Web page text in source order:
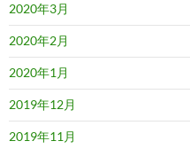
2020年3月
2020年2月
2020年1月
2019年12月
2019年11月